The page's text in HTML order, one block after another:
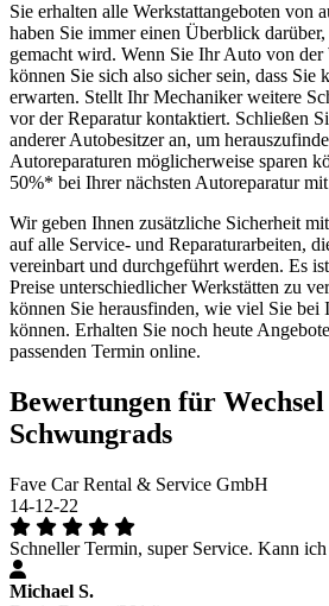
Sie erhalten alle Werkstattangeboten von
haben Sie immer einen Überblick
gemacht wird. Wenn Sie Ihr Auto von der
können Sie sich also sicher sein, dass Sie
erwarten. Stellt Ihr Mechaniker weitere
vor der Reparatur kontaktiert. Schließen
anderer Autobesitzer an, um
Autoreparaturen möglicherweise sparen
50%* bei Ihrer nächsten Autoreparatur
Wir geben Ihnen zusätzliche Sicherheit
auf alle Service- und Reparaturarbeiten,
vereinbart und durchgeführt werden. Es
Preise unterschiedlicher Werkstätten zu
können Sie herausfinden, wie viel Sie bei
können. Erhalten Sie noch heute
passenden Termin online.
Bewertungen für Wechsel
Schwungrads
Fave Car Rental & Service GmbH
14-12-22
Schneller Termin, super Service. Kann
Michael S.